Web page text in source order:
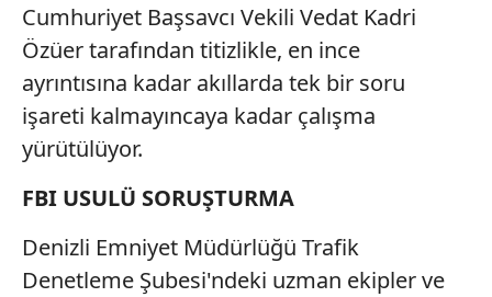
Cumhuriyet Başsavcı Vekili Vedat Kadri
Özüer tarafından titizlikle, en ince
ayrıntısına kadar akıllarda tek bir soru
işareti kalmayıncaya kadar çalışma
yürütülüyor.
FBI USULÜ SORUŞTURMA
Denizli Emniyet Müdürlüğü Trafik
Denetleme Şubesi'ndeki uzman ekipler ve